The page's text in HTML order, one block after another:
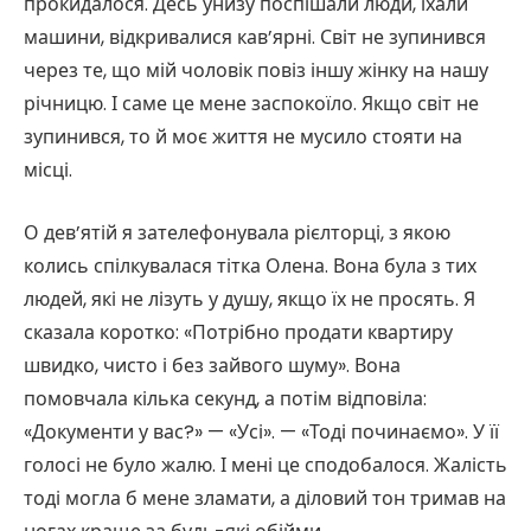
машини, відкривалися кав’ярні. Світ не зупинився
через те, що мій чоловік повіз іншу жінку на нашу
річницю. І саме це мене заспокоїло. Якщо світ не
зупинився, то й моє життя не мусило стояти на
місці.
О дев’ятій я зателефонувала рієлторці, з якою
колись спілкувалася тітка Олена. Вона була з тих
людей, які не лізуть у душу, якщо їх не просять. Я
сказала коротко: «Потрібно продати квартиру
швидко, чисто і без зайвого шуму». Вона
помовчала кілька секунд, а потім відповіла:
«Документи у вас?» — «Усі». — «Тоді починаємо». У її
голосі не було жалю. І мені це сподобалося. Жалість
тоді могла б мене зламати, а діловий тон тримав на